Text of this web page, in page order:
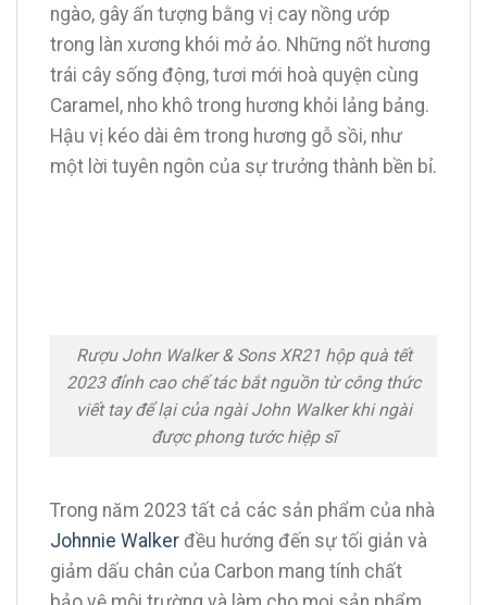
ngào, gây ấn tượng bằng vị cay nồng ướp
trong làn xương khói mở ảo. Những nốt hương
trái cây sống động, tươi mới hoà quyện cùng
Caramel, nho khô trong hương khỏi lảng bảng.
Hậu vị kéo dài êm trong hương gỗ sồi, như
một lời tuyên ngôn của sự trưởng thành bền bỉ.
Rượu John Walker & Sons XR21 hộp quà tết
2023 đỉnh cao chế tác bắt nguồn từ công thức
viết tay để lại của ngài John Walker khi ngài
được phong tước hiệp sĩ
Trong năm 2023 tất cả các sản phẩm của nhà
Johnnie Walker đều hướng đến sự tối giản và
giảm dấu chân của Carbon mang tính chất